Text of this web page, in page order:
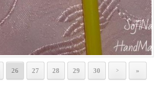
26 27 28 29 30 > »